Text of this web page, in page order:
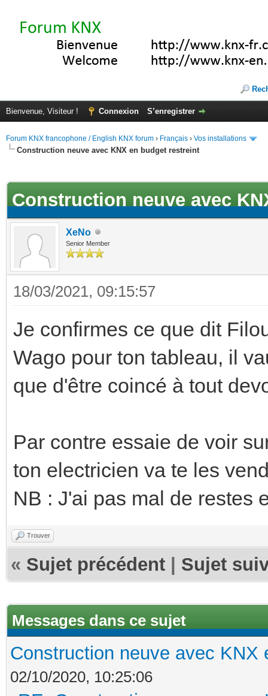
Bienvenue, Visiteur ! Connexion S’enregistrer
Forum KNX francophone / English KNX forum › Français › Vos installations
Construction neuve avec KNX en budget restreint
Construction neuve avec
XeNo
Senior Member
18/03/2021, 09:15:57
Je confirmes ce que dit
Wago pour ton tableau, il
que d'être coincé à tout
Par contre essaie de voir
ton electricien va te les
NB : J'ai pas mal de restes
Trouver
« Sujet précédent Sujet
Messages dans ce sujet
Construction neuve avec KNX
02/10/2020, 10:25:06